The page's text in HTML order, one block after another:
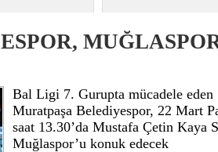
Bal Ligi 7. Gurupta mücadele eden
Muratpaşa Belediyespor, 22 Mart
saat 13.30’da Mustafa Çetin Kaya
Muğlaspor’u konuk edecek